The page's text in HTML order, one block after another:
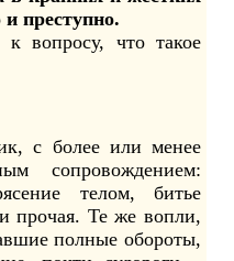
преступно.
что такое
более или менее
сопровождением:
телом, битье
прочая. Те же вопли,
полные обороты,